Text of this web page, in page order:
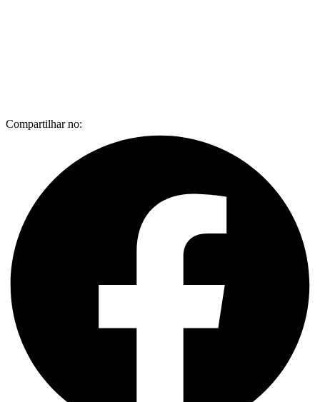
Compartilhar no: